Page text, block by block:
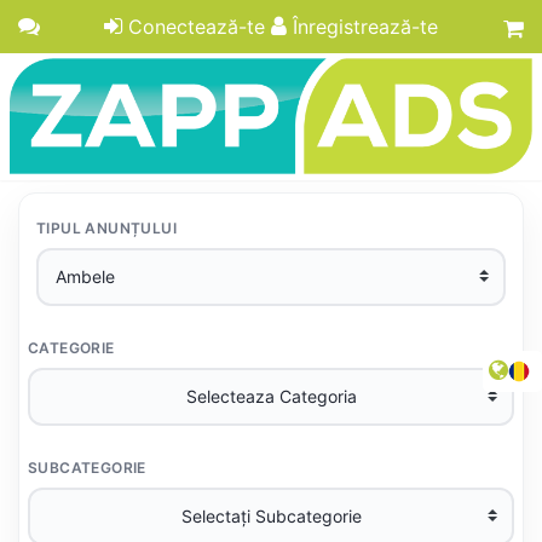
Conectează-te Înregistrează-te
TIPUL ANUNȚULUI
CATEGORIE
SUBCATEGORIE